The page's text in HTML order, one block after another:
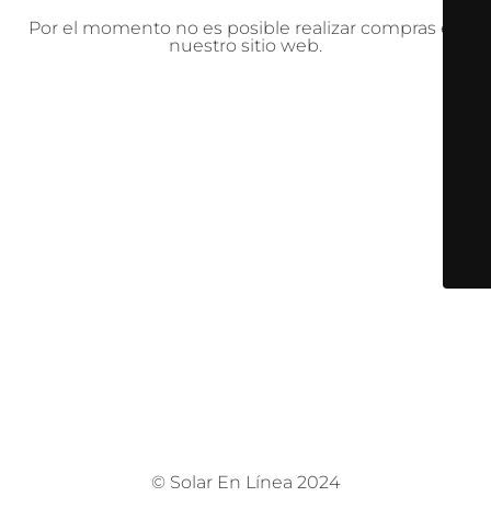
Por el momento no es posible realizar compras en
nuestro sitio web.
© Solar En Línea 2024